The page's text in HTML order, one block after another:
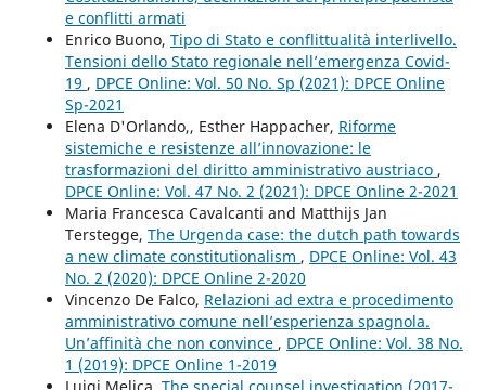
e conflitti armati
Enrico Buono, Tipo di Stato e conflittualità interlivello.
Tensioni dello Stato regionale nell’emergenza Covid-
19 , DPCE Online: Vol. 50 No. Sp (2021): DPCE Online
Sp-2021
Elena D'Orlando,, Esther Happacher, Riforme
sistemiche e resistenze all’innovazione: le
trasformazioni del diritto amministrativo austriaco ,
DPCE Online: Vol. 47 No. 2 (2021): DPCE Online 2-2021
Maria Francesca Cavalcanti and Matthijs Jan
Terstegge, The Urgenda case: the dutch path towards
a new climate constitutionalism , DPCE Online: Vol. 43
No. 2 (2020): DPCE Online 2-2020
Vincenzo De Falco, Relazioni ad extra e procedimento
amministrativo comune nell’esperienza spagnola.
Un’affinità che non convince , DPCE Online: Vol. 38 No.
1 (2019): DPCE Online 1-2019